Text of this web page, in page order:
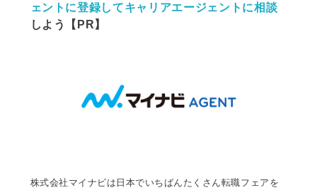
ェントに登録してキャリアエージェントに相談
しよう【PR】
株式会社マイナビは日本でいちばんたくさん転職フェアを